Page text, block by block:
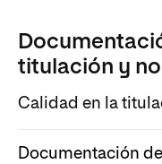
titulación y
Calidad en la
Documentación